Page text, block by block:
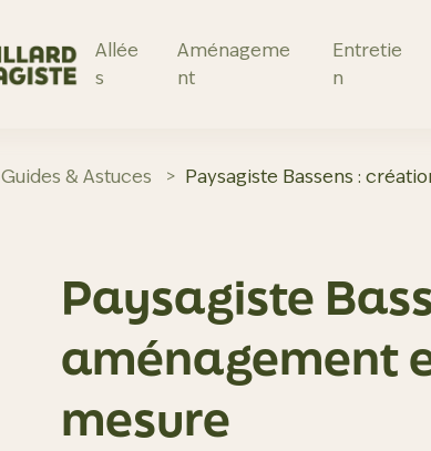
Allée
s
Aménageme
nt
Entretie
n
Guides & Astuces > Paysagiste Bassens :
Paysagiste
aménagement
mesure